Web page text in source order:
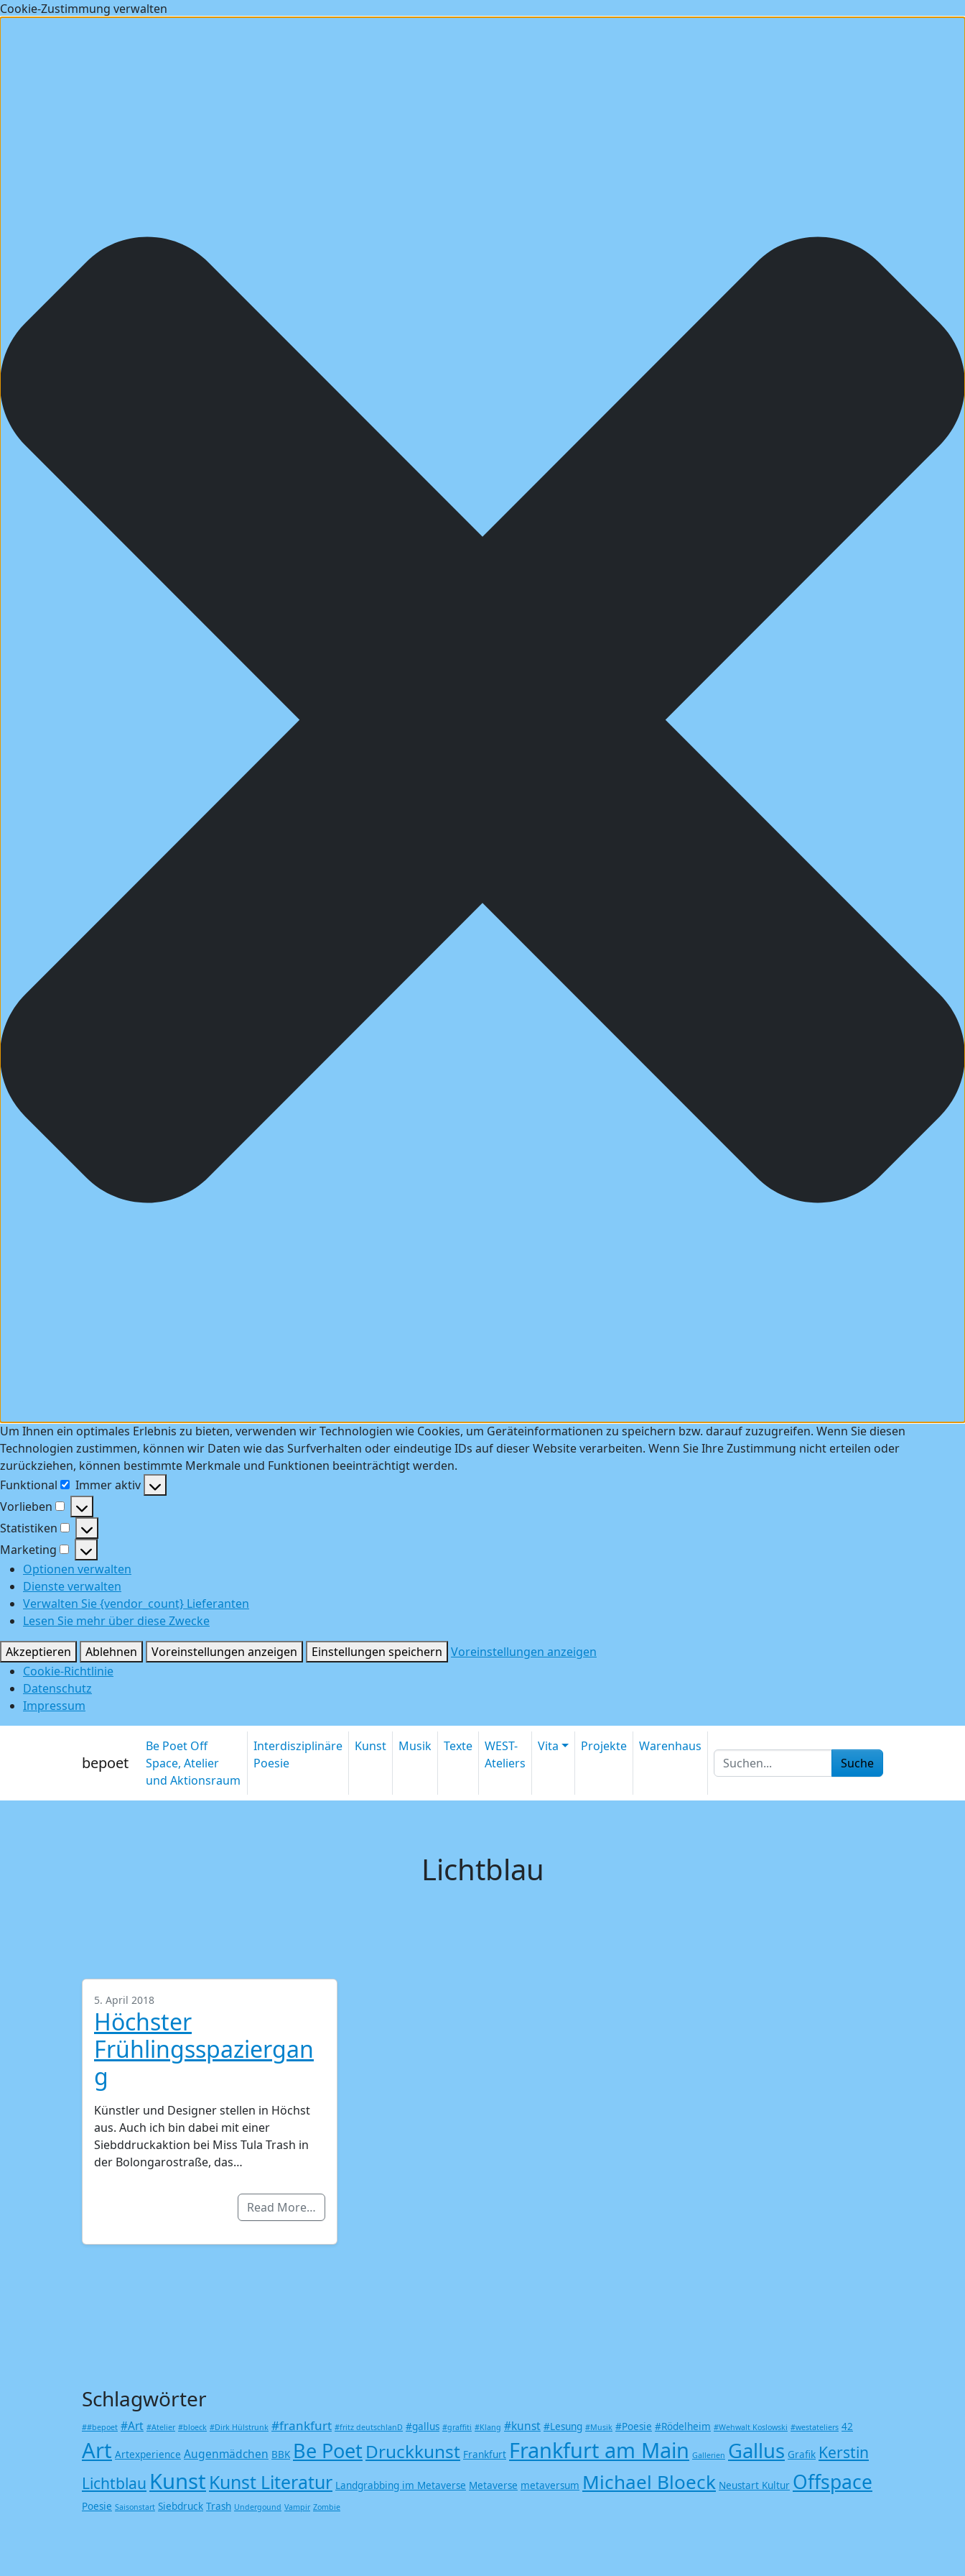
Cookie-Zustimmung verwalten
Um Ihnen ein optimales Erlebnis zu bieten, verwenden wir Technologien wie Cookies, um Geräteinformationen zu speichern bzw. darauf zuzugreifen. Wenn Sie diesen
Technologien zustimmen, können wir Daten wie das Surfverhalten oder eindeutige IDs auf dieser Website verarbeiten. Wenn Sie Ihre Zustimmung nicht erteilen oder
zurückziehen, können bestimmte Merkmale und Funktionen beeinträchtigt werden.
Funktional
Funktional
Immer aktiv
Vorlieben
Vorlieben
Statistiken
Statistiken
Marketing
Marketing
Optionen verwalten
Dienste verwalten
Verwalten Sie {vendor_count} Lieferanten
Lesen Sie mehr über diese Zwecke
Akzeptieren
Ablehnen Voreinstellungen anzeigen Einstellungen speichern Voreinstellungen anzeigen
Cookie-Richtlinie
Datenschutz
Impressum
bepoet
Be Poet Off
Space, Atelier
und Aktionsraum
Interdisziplinäre
Poesie
Kunst Musik Texte
WEST-
Ateliers
Vita Projekte Warenhaus
Suche
Lichtblau
5. April 2018
Höchster
Frühlingsspaziergan
g
Künstler und Designer stellen in Höchst
aus. Auch ich bin dabei mit einer
Siebddruckaktion bei Miss Tula Trash in
der Bolongarostraße, das…
Read More…
Schlagwörter
##bepoet #Art #Atelier #bloeck #Dirk Hülstrunk #frankfurt #fritz deutschlanD #gallus #graffiti #Klang #kunst #Lesung #Musik #Poesie #Rödelheim #Wehwalt Koslowski #westateliers 42
Art Artexperience Augenmädchen BBK Be Poet Druckkunst Frankfurt Frankfurt am Main Gallerien Gallus Grafik Kerstin
Lichtblau Kunst Kunst Literatur Landgrabbing im Metaverse Metaverse metaversum Michael Bloeck Neustart Kultur Offspace
Poesie Saisonstart Siebdruck Trash Undergound Vampir Zombie